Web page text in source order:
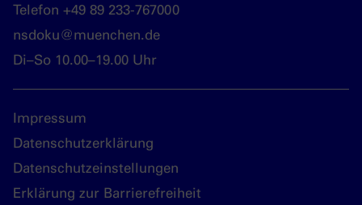
Telefon +49 89 233-767000
nsdoku@muenchen.de
Di–So 10.00–19.00 Uhr
Impressum
Datenschutzerklärung
Datenschutzeinstellungen
Erklärung zur Barrierefreiheit